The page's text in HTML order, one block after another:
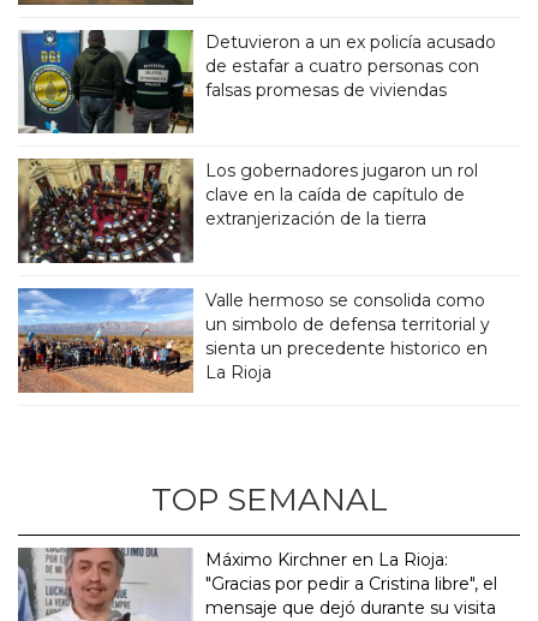
Detuvieron a un ex policía acusado
de estafar a cuatro personas con
falsas promesas de viviendas
Los gobernadores jugaron un rol
clave en la caída de capítulo de
extranjerización de la tierra
Valle hermoso se consolida como
un simbolo de defensa territorial y
sienta un precedente historico en
La Rioja
TOP SEMANAL
Máximo Kirchner en La Rioja:
"Gracias por pedir a Cristina libre", el
mensaje que dejó durante su visita